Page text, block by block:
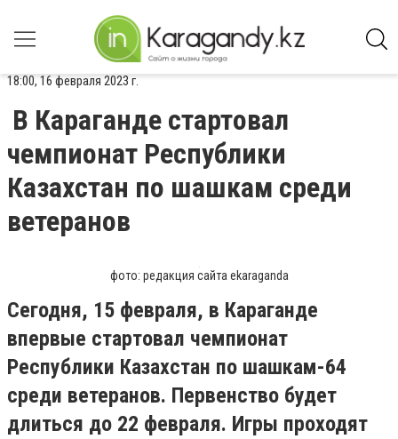
18:00, 16 февраля 2023 г.
В Караганде стартовал
чемпионат Республики
Казахстан по шашкам среди
ветеранов
фото: редакция сайта ekaraganda
Сегодня, 15 февраля, в Караганде
впервые стартовал чемпионат
Республики Казахстан по шашкам-64
среди ветеранов. Первенство будет
длиться до 22 февраля. Игры проходят